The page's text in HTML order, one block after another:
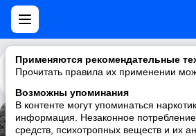
Применяются рекомендательные
Прочитать правила их применении
Возможны упоминания
В контенте могут упоминаться
информация. Незаконное потребление
средств, психотропных веществ и их
Каталог Рекомендации